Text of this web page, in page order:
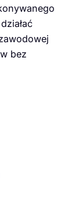
bez